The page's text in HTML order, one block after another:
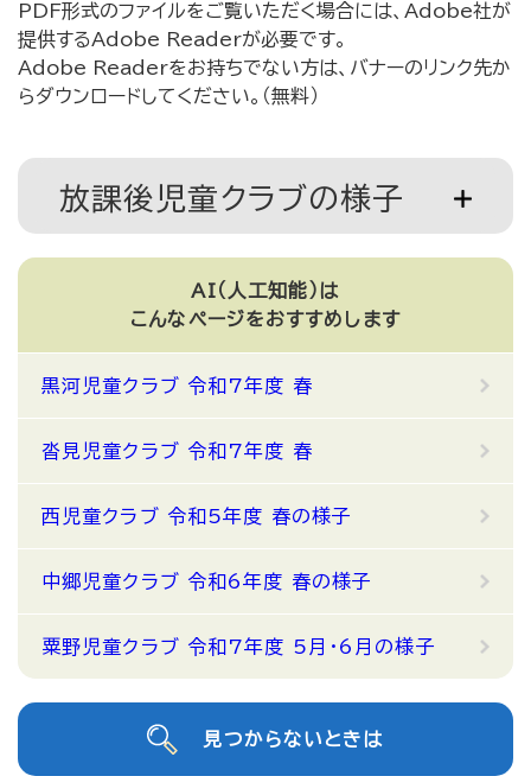
PDF形式のファイルをご覧いただく場合には、Adobe社が
提供するAdobe Readerが必要です。
Adobe Readerをお持ちでない方は、バナーのリンク先か
らダウンロードしてください。（無料）
放課後児童クラブの様子
AI（人工知能）は
こんなページをおすすめします
黒河児童クラブ 令和7年度 春
沓見児童クラブ 令和7年度 春
西児童クラブ 令和5年度 春の様子
中郷児童クラブ 令和6年度 春の様子
粟野児童クラブ 令和7年度 5月・6月の様子
見つからないときは